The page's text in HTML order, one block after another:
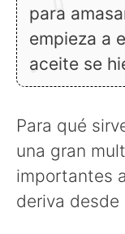
para
empieza a
aceite se
Para qué
una gran
importantes
deriva desde